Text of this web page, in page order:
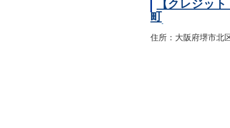
【クレジッ
町
住所：大阪府堺市北